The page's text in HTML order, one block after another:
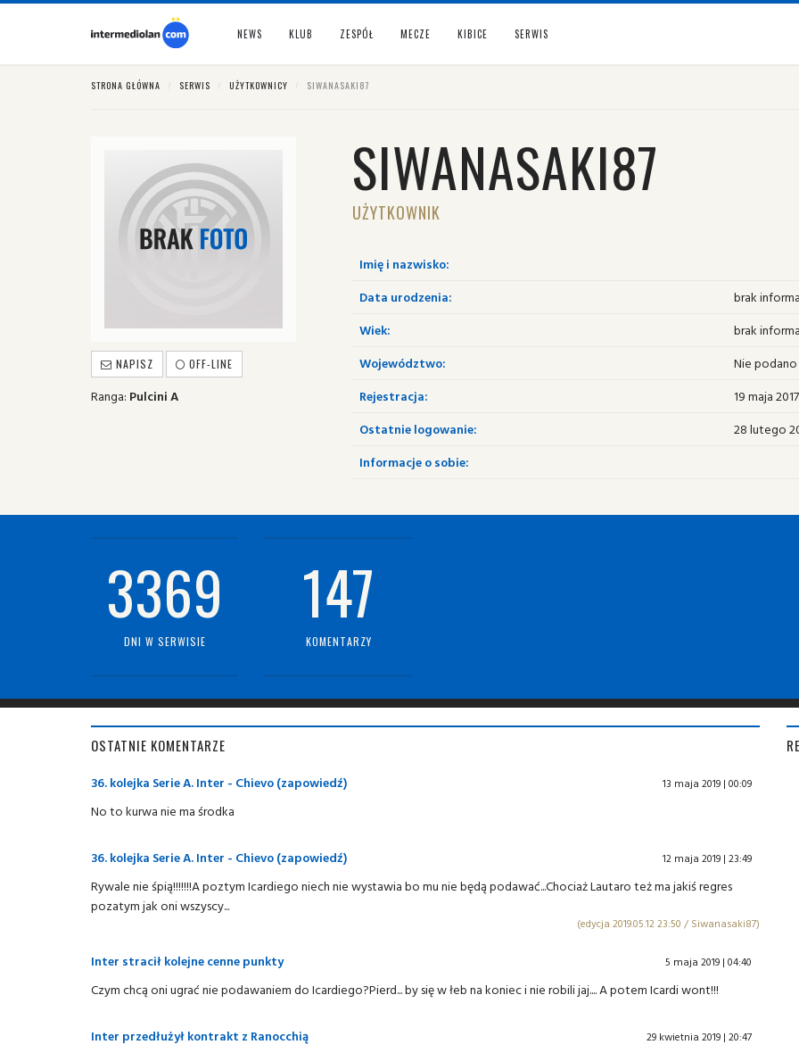
NEWS KLUB ZESPÓŁ MECZE KIBICE SERWIS
STRONA GŁÓWNA SERWIS UŻYTKOWNICY SIWANASAKI87
NAPISZ OFF-LINE
Ranga: Pulcini A
SIWANASAKI87
UŻYTKOWNIK
Imię i nazwisko:
Data urodzenia:
brak
Wiek:
brak
Województwo:
Nie podano
Rejestracja:
19 maja 2017
Ostatnie logowanie:
28 lutego
Informacje o sobie:
3369
DNI W SERWISIE
147
KOMENTARZY
OSTATNIE KOMENTARZE
36. kolejka Serie A. Inter - Chievo (zapowiedź) 13 maja 2019 | 00:09
No to kurwa nie ma środka
36. kolejka Serie A. Inter - Chievo (zapowiedź) 12 maja 2019 | 23:49
Rywale nie śpią!!!!!!!A poztym Icardiego niech nie wystawia bo mu nie będą podawać...Chociaż Lautaro też ma jakiś regres
pozatym jak oni wszyscy...
(edycja 2019.05.12 23:50 / Siwanasaki87)
Inter stracił kolejne cenne punkty 5 maja 2019 | 04:40
Czym chcą oni ugrać nie podawaniem do Icardiego?Pierd... by się w łeb na koniec i nie robili jaj.... A potem Icardi wont!!!
Inter przedłużył kontrakt z Ranocchią 29 kwietnia 2019 | 20:47